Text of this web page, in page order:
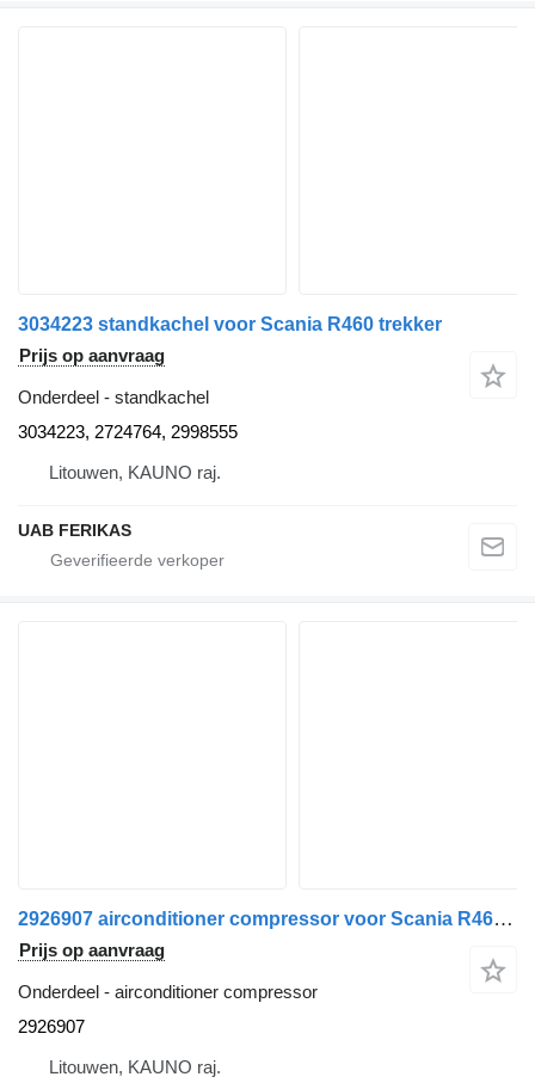
3034223 standkachel voor Scania R460 trekker
Prijs op aanvraag
Onderdeel - standkachel
3034223, 2724764, 2998555
Litouwen, KAUNO raj.
UAB FERIKAS
2926907 airconditioner compressor voor Scania R460 trekker
Prijs op aanvraag
Onderdeel - airconditioner compressor
2926907
Litouwen, KAUNO raj.